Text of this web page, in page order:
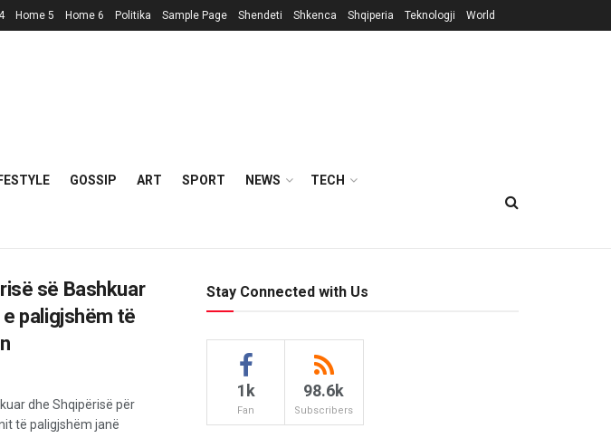
Home 5 Home 6 Politika Sample Page Shendeti Shkenca Shqiperia Teknologji World
GOSSIP ART SPORT NEWS TECH
së Bashkuar
paligjshëm të
dhe Shqipërisë për
të paligjshëm janë
Stay Connected with Us
1k
Fan
98.6k
Subscribers